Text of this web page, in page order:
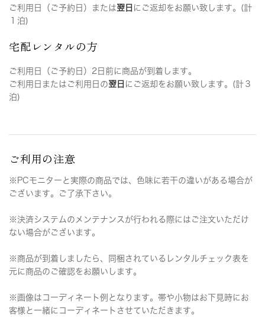
ご利用日（ご予約日）または翌日 にご返却をお願い致します。(計
１泊)
宅配レンタルの方
ご利用日（ご予約日）2日前に商品が到着します。
ご利用日またはご利用日の翌日 にご返却をお願い致します。(計３
泊)
ご利用の注意
※PCモニターと実際の商品では、色味に若干の違いがある場合が
ございます。ご了承下さい。
※決済システムのメンテナンスが行われる際にはご注文いただけ
ない場合がございます。
※商品が到着しましたら、同梱されているレンタルチェック表を
元に商品のご確認をお願いします。
※画像はコーディネート例となります。帯や小物はお下見時にお
客様と一緒にコーディネートさせていただきます。